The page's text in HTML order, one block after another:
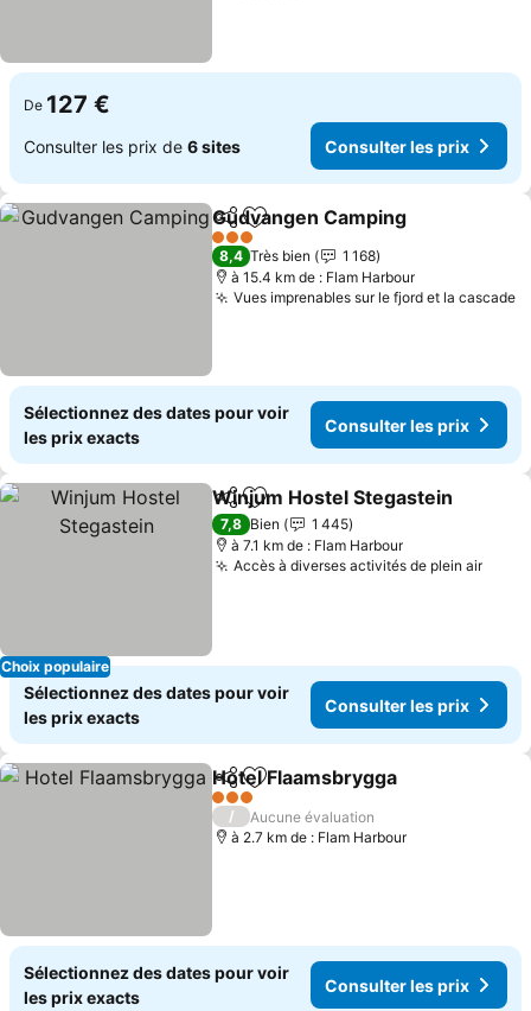
De 127 €
Consulter les prix de 6 sites Consulter les prix
PartagerAjouter à mes favoris
Gudvangen Camping
3 Étoiles
8,4 Très bien
1 168
à 15.4 km de : Flam Harbour
Vues imprenables sur le fjord et la cascade
Sélectionnez des dates pour voir
les prix exacts
Consulter les prix
Choix populaire
PartagerAjouter à mes favoris
Winjum Hostel Stegastein
7,8 Bien
1 445
à 7.1 km de : Flam Harbour
Accès à diverses activités de plein air
Sélectionnez des dates pour voir
les prix exacts
Consulter les prix
PartagerAjouter à mes favoris
Hotel Flaamsbrygga
3 Étoiles
/
Aucune évaluation
à 2.7 km de : Flam Harbour
Sélectionnez des dates pour voir
les prix exacts
Consulter les prix